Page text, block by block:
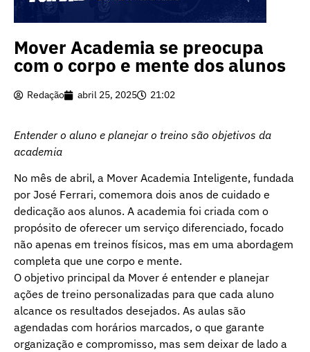
Mover Academia se preocupa
com o corpo e mente dos alunos
Redação abril 25, 2025 21:02
Entender o aluno e planejar o treino são objetivos da
academia
No mês de abril, a Mover Academia Inteligente, fundada
por José Ferrari, comemora dois anos de cuidado e
dedicação aos alunos. A academia foi criada com o
propósito de oferecer um serviço diferenciado, focado
não apenas em treinos físicos, mas em uma abordagem
completa que une corpo e mente.
O objetivo principal da Mover é entender e planejar
ações de treino personalizadas para que cada aluno
alcance os resultados desejados. As aulas são
agendadas com horários marcados, o que garante
organização e compromisso, mas sem deixar de lado a